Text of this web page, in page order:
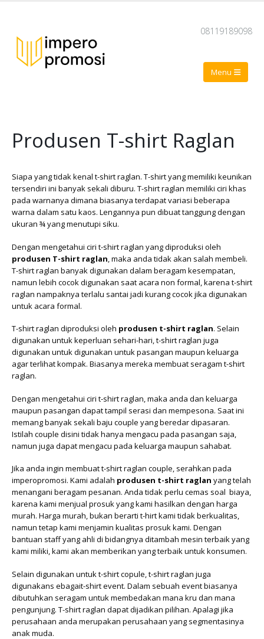
08119189098
Produsen T-shirt Raglan
Siapa yang tidak kenal t-shirt raglan. T-shirt yang memiliki keunikan
tersendiri ini banyak sekali diburu. T-shirt raglan memiliki ciri khas
pada warnanya dimana biasanya terdapat variasi beberapa
warna dalam satu kaos. Lengannya pun dibuat tanggung dengan
ukuran ¾ yang menutupi siku.
Dengan mengetahui ciri t-shirt raglan yang diproduksi oleh
produsen T-shirt raglan , maka anda tidak akan salah membeli.
T-shirt raglan banyak digunakan dalam beragam kesempatan,
namun lebih cocok digunakan saat acara non formal, karena t-shirt
raglan nampaknya terlalu santai jadi kurang cocok jika digunakan
untuk acara formal.
T-shirt raglan diproduksi oleh produsen t-shirt raglan. Selain
digunakan untuk keperluan sehari-hari, t-shirt raglan juga
digunakan untuk digunakan untuk pasangan maupun keluarga
agar terlihat kompak. Biasanya mereka membuat seragam t-shirt
raglan.
Dengan mengetahui ciri t-shirt raglan, maka anda dan keluarga
maupun pasangan dapat tampil serasi dan mempesona. Saat ini
memang banyak sekali baju couple yang beredar dipasaran.
Istilah couple disini tidak hanya mengacu pada pasangan saja,
namun juga dapat mengacu pada keluarga maupun sahabat.
Jika anda ingin membuat t-shirt raglan couple, serahkan pada
imperopromosi. Kami adalah produsen t-shirt raglan yang telah
menangani beragam pesanan. Anda tidak perlu cemas soal biaya,
karena kami menjual prosuk yang kami hasilkan dengan harga
murah. Harga murah, bukan berarti t-hirt kami tidak berkualitas,
namun tetap kami menjamin kualitas prosuk kami. Dengan
bantuan staff yang ahli di bidangnya ditambah mesin terbaik yang
kami miliki, kami akan memberikan yang terbaik untuk konsumen.
Selain digunakan untuk t-shirt copule, t-shirt raglan juga
digunakans ebagait-shirt event. Dalam sebuah event biasanya
dibutuhkan seragam untuk membedakan mana kru dan mana
pengunjung. T-shirt raglan dapat dijadikan pilihan. Apalagi jika
perusahaan anda merupakan perusahaan yang segmentasinya
anak muda.